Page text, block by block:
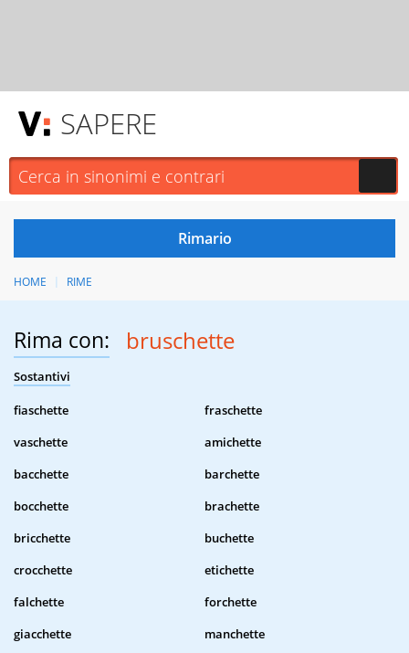
SAPERE
HOME RIME
Rima con: bruschette
Sostantivi
fiaschette
fraschette
vaschette
amichette
bacchette
barchette
bocchette
brachette
bricchette
buchette
crocchette
etichette
falchette
forchette
giacchette
manchette